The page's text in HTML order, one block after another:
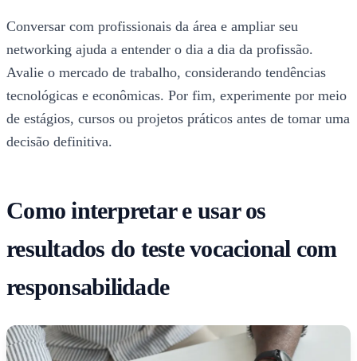
Conversar com profissionais da área e ampliar seu
networking ajuda a entender o dia a dia da profissão.
Avalie o mercado de trabalho, considerando tendências
tecnológicas e econômicas. Por fim, experimente por meio
de estágios, cursos ou projetos práticos antes de tomar uma
decisão definitiva.
Como interpretar e usar os
resultados do teste vocacional com
responsabilidade